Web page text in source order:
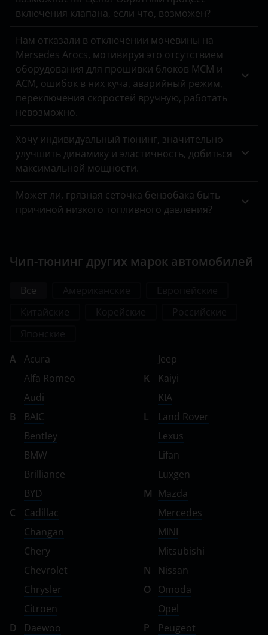
ЗАЗ
УАЗ
включения клапана, если что, возможен?
Нам отказали в отключении мочевины на
Mersedes Arocs, мотивируя это отсутствием
оборудования для прошивки блоков MCM и
ACM, ошибок в них куча, аварийный режим,
переключения скоростей вручную, работать
невозможно.
Хочу индивидуальный тюнинг, значительно
улучшить динамику и эластичность, добиться
максимальной мощности.
Может ли, грязная сеточка бензобака быть
причиной низкого топливного давления?
Чип-тюнинг других марок автомобилей
Все
A
Acura
Alfa Romeo
Audi
B
BAIC
Bentley
BMW
Brilliance
BYD
C
Cadillac
Changan
Chery
Chevrolet
Chrysler
Citroen
D
Daewoo
Jeep
K
Kaiyi
KIA
L
Land Rover
Lexus
Lifan
Luxgen
M Mazda
Mercedes
MINI
Mitsubishi
N
Nissan
O
Omoda
Opel
P
Peugeot